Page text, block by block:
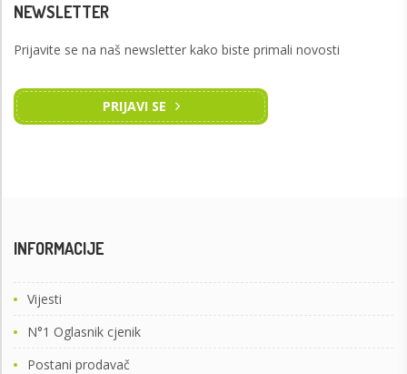
NEWSLETTER
Prijavite se na naš newsletter kako biste primali novosti
PRIJAVI SE
INFORMACIJE
Vijesti
N°1 Oglasnik cjenik
Postani prodavač